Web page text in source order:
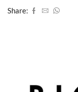
Share: